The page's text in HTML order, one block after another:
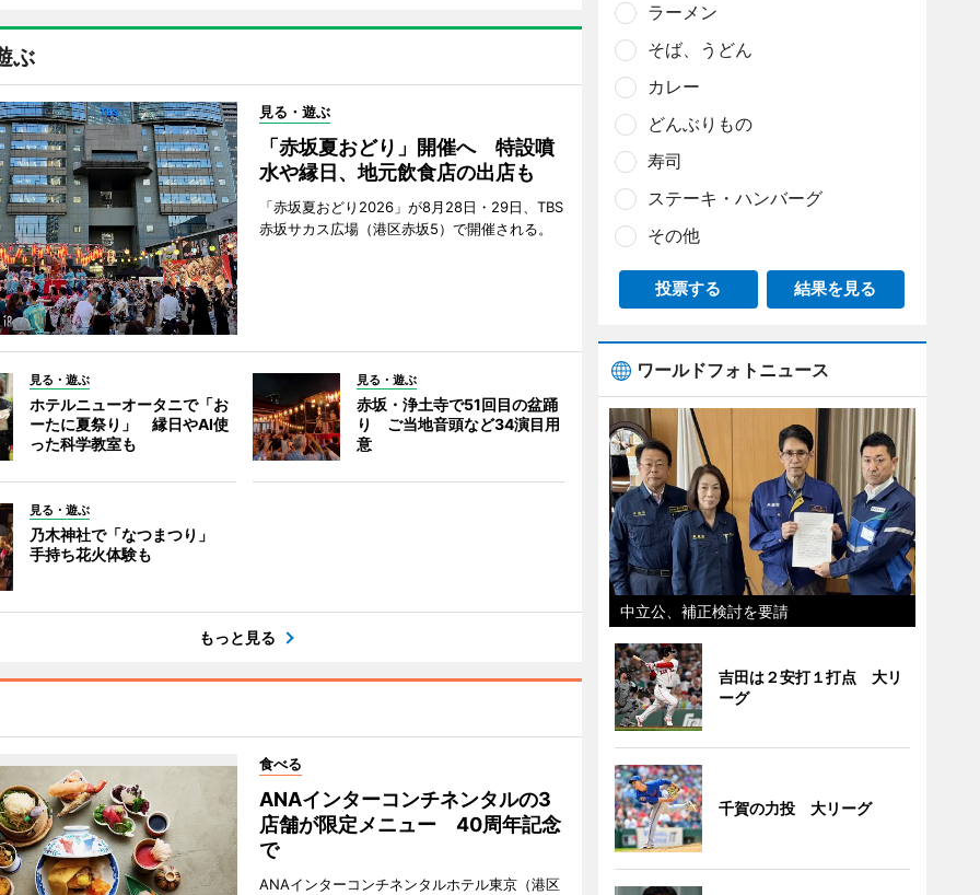
ぶ
見る・遊ぶ
「赤坂夏おどり」開催へ 特設噴
水や縁日、地元飲食店の出店も
「赤坂夏おどり2026」が8月28日・29日、TBS
赤坂サカス広場（港区赤坂5）で開催される。
見る・遊ぶ
ホテルニューオータニで「お
ーたに夏祭り」 縁日やAI使
った科学教室も
見る・遊ぶ
赤坂・浄土寺で51回目の盆踊
り ご当地音頭など34演目用
意
見る・遊ぶ
乃木神社で「なつまつり」
手持ち花火体験も
もっと見る
食べる
ANAインターコンチネンタルの3
店舗が限定メニュー 40周年記念
で
ANAインターコンチネンタルホテル東京（港区
ラーメン
そば、うどん
カレー
どんぶりもの
寿司
ステーキ・ハンバーグ
その他
投票する 結果を見る
ワールドフォトニュース
中立公、補正検討を要請
吉田は２安打１打点 大リ
ーグ
千賀の力投 大リーグ